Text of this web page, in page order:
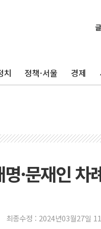
치 정책·서울 경제
·문재인
최종수정 : 2024년03월27일